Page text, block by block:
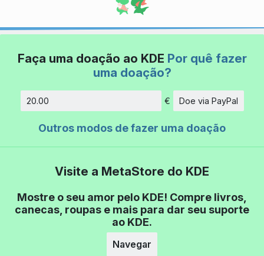
Faça uma doação ao KDE Por quê fazer
uma doação?
Quantidade
€ Doe via PayPal
Outros modos de fazer uma doação
Visite a MetaStore do KDE
Mostre o seu amor pelo KDE! Compre livros,
canecas, roupas e mais para dar seu suporte
ao KDE.
Navegar